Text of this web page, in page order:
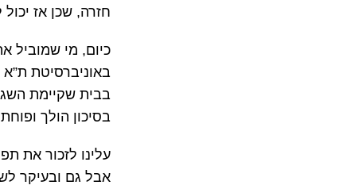
חזרה, שכן אז
כיום, מי שמוביל
באוניברסיטת
בבית שקיימת
בסיכון הולך
עלינו לזכור את
אבל גם ובעיקר